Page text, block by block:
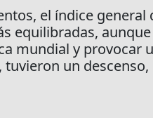
el índice general
equilibradas,
mundial y provocar
un